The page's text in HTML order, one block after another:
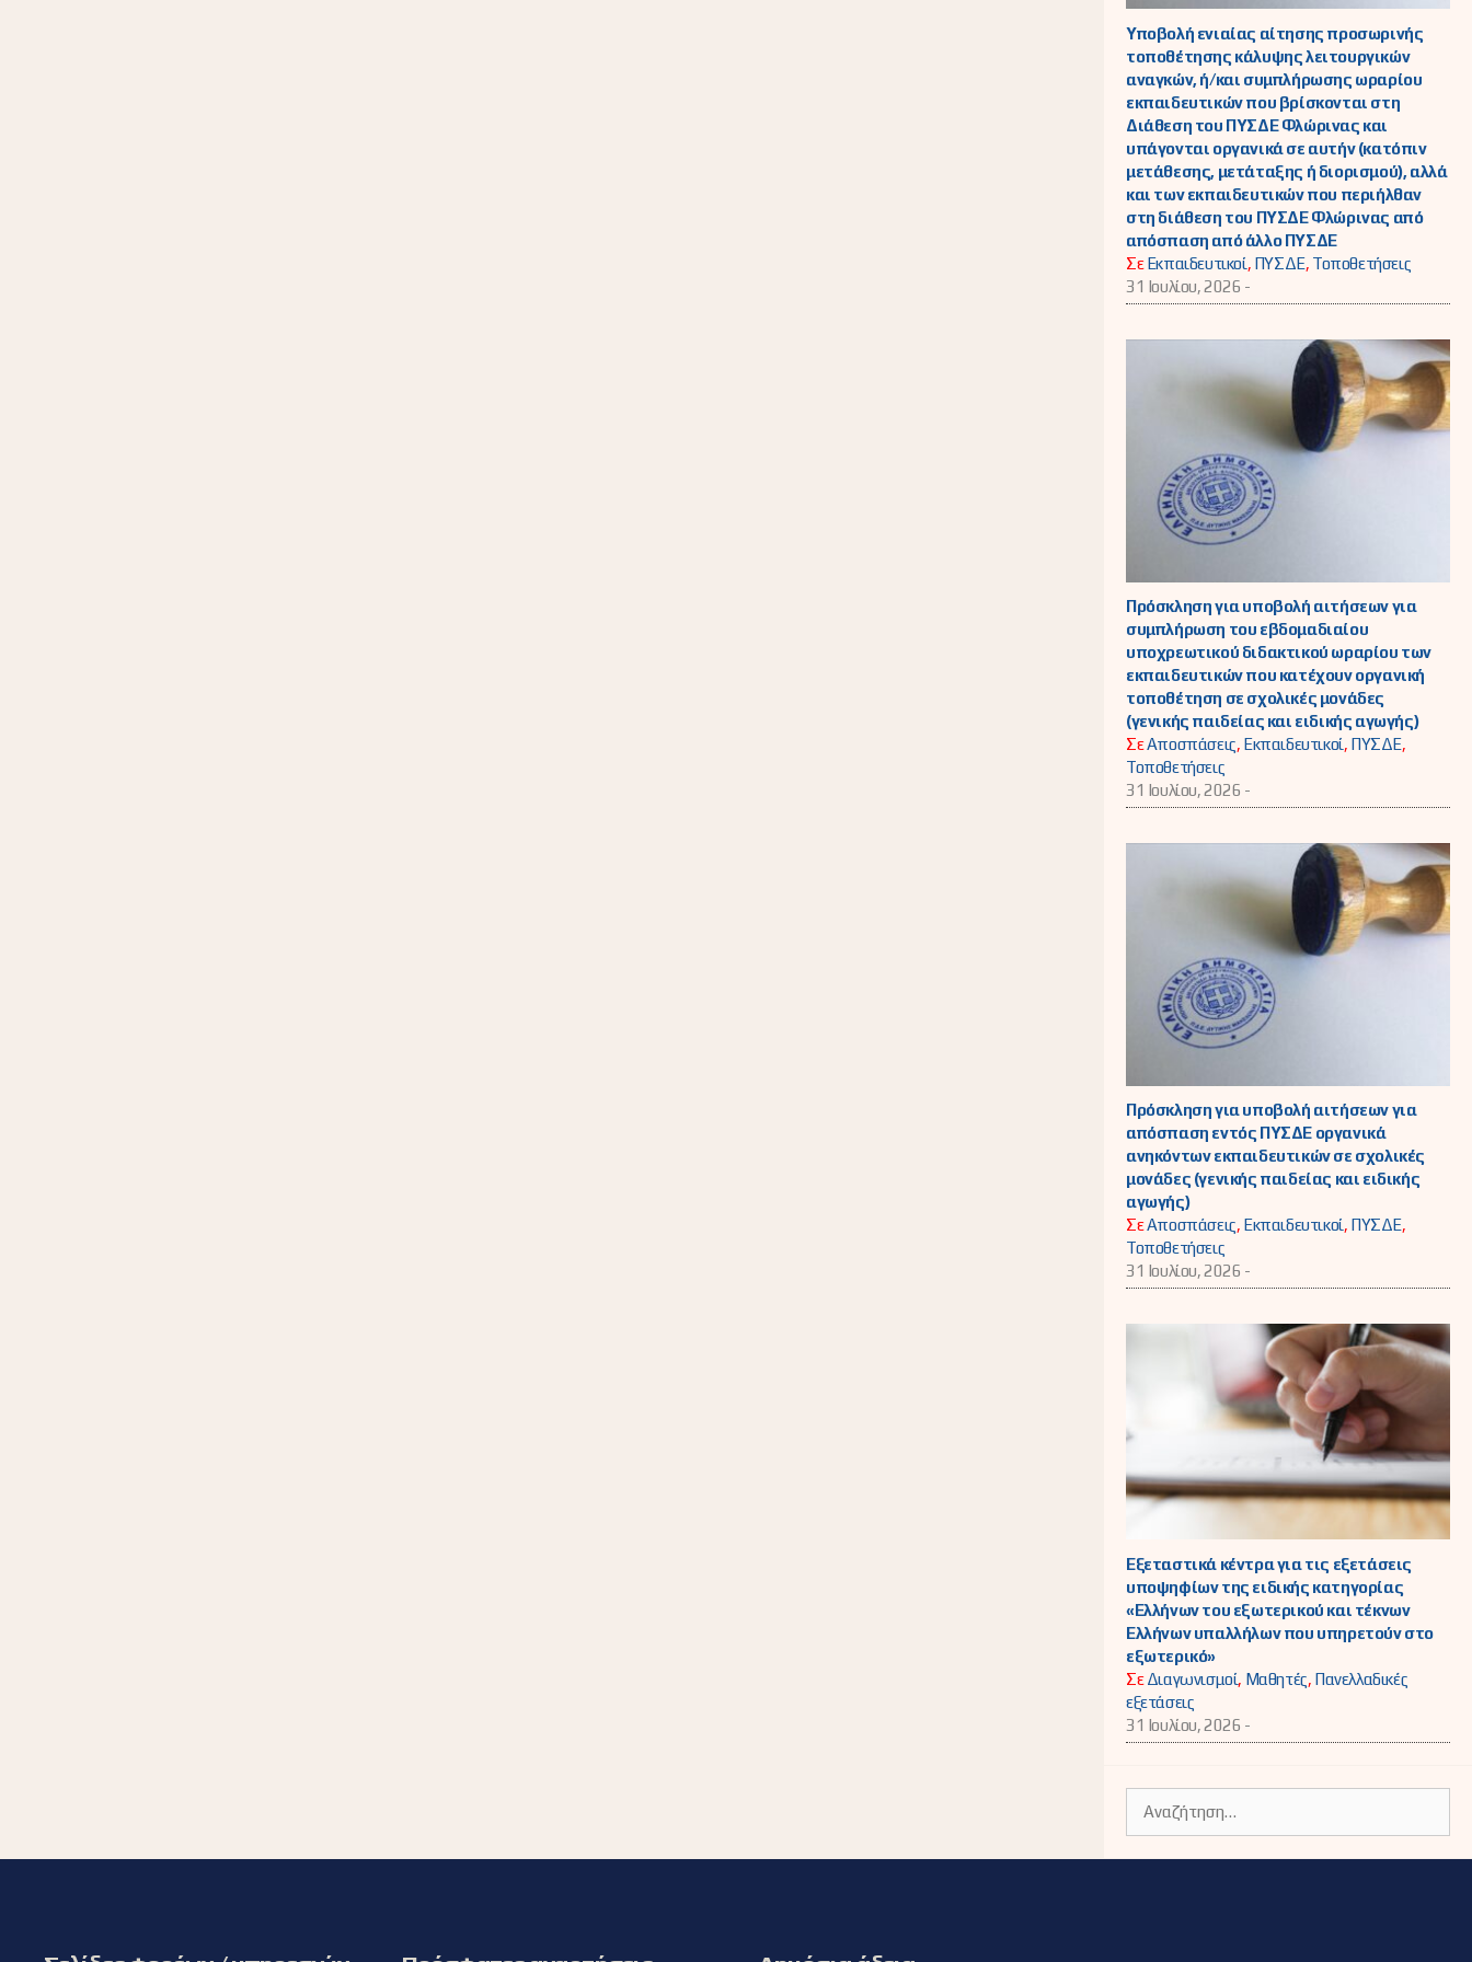
Υποβολή ενιαίας αίτησης προσωρινής
τοποθέτησης κάλυψης λειτουργικών
αναγκών, ή/και συμπλήρωσης ωραρίου
εκπαιδευτικών που βρίσκονται στη
Διάθεση του ΠΥΣΔΕ Φλώρινας και
υπάγονται οργανικά σε αυτήν (κατόπιν
μετάθεσης, μετάταξης ή διορισμού), αλλά
και των εκπαιδευτικών που περιήλθαν
στη διάθεση του ΠΥΣΔΕ Φλώρινας από
απόσπαση από άλλο ΠΥΣΔΕ
ΣεΕκπαιδευτικοί, ΠΥΣΔΕ, Τοποθετήσεις
31 Ιουλίου, 2026 -
Πρόσκληση για υποβολή αιτήσεων για
συμπλήρωση του εβδομαδιαίου
υποχρεωτικού διδακτικού ωραρίου των
εκπαιδευτικών που κατέχουν οργανική
τοποθέτηση σε σχολικές μονάδες
(γενικής παιδείας και ειδικής αγωγής)
ΣεΑποσπάσεις, Εκπαιδευτικοί, ΠΥΣΔΕ,
Τοποθετήσεις
31 Ιουλίου, 2026 -
Πρόσκληση για υποβολή αιτήσεων για
απόσπαση εντός ΠΥΣΔΕ οργανικά
ανηκόντων εκπαιδευτικών σε σχολικές
μονάδες (γενικής παιδείας και ειδικής
αγωγής)
ΣεΑποσπάσεις, Εκπαιδευτικοί, ΠΥΣΔΕ,
Τοποθετήσεις
31 Ιουλίου, 2026 -
Εξεταστικά κέντρα για τις εξετάσεις
υποψηφίων της ειδικής κατηγορίας
«Ελλήνων του εξωτερικού και τέκνων
Ελλήνων υπαλλήλων που υπηρετούν στο
εξωτερικό»
ΣεΔιαγωνισμοί, Μαθητές, Πανελλαδικές
εξετάσεις
31 Ιουλίου, 2026 -
για: